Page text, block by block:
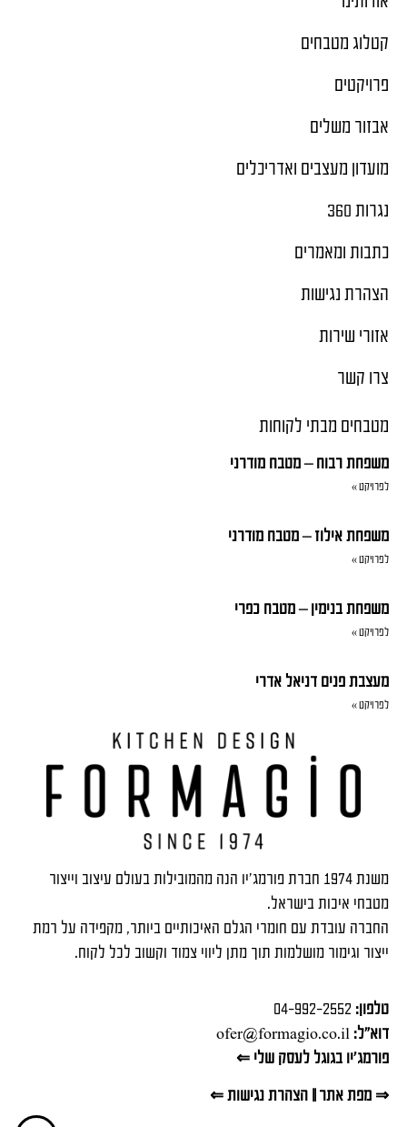
קטלוג מטבחים
פרויקטים
אבזור משלים
מועדון מעצבים ואדריכלים
נגרות 360
כתבות ומאמרים
הצהרת נגישות
אזורי שירות
צרו קשר
מטבחים מבתי לקוחות
משפחת רבוח – מטבח מודרני
לפרויקט »
משפחת אילוז – מטבח מודרני
לפרויקט »
משפחת בנימין – מטבח כפרי
לפרויקט »
מעצבת פנים דניאל אדרי
לפרויקט »
משנת 1974 חברת פורמג'יו הנה מהמובילות בעולם עיצוב וייצור
מטבחי איכות בישראל.
החברה עובדת עם חומרי הגלם האיכותיים ביותר, מקפידה על רמת
ייצור וגימור מושלמות תוך מתן ליווי צמוד וקשוב לכל לקוח.
טלפון: 04-992-2552
דוא"ל:
פורמג'יו בגוגל לעסק שלי ⇐
⇒ מפת אתר הצהרת נגישות ⇐